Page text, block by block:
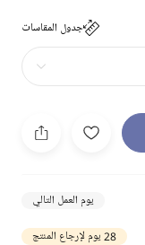
جدول المقاسات
يوم العمل التالي
28 يوم لإرجاع المنتج